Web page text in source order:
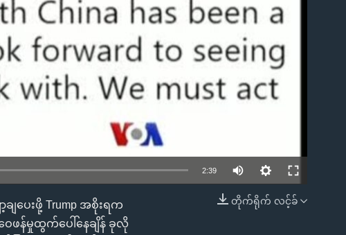
EMBED
2:39
တိုက်ရိုက် လင့်ခ်
ေးဖို့ Trump အစိုးရက
ဖန်မှုထွက်ပေါ်နေချိန် ခုလို